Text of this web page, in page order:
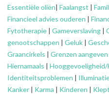
Essentiële oliën| Faalangst |
Financieel advies ouderen |
Fytotherapie | Gameverslaving |
genootschappen | Geluk |
Graancirkels | Grenzen aangeven
Hiernamaals | Hooggevoeligheid/
Identiteitsproblemen |
Kanker | Karma | Kinderen |